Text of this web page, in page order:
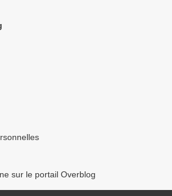
sur le portail Overblog